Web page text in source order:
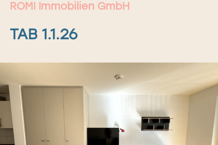
ROMI Immobilien GmbH
TAB 1.1.26